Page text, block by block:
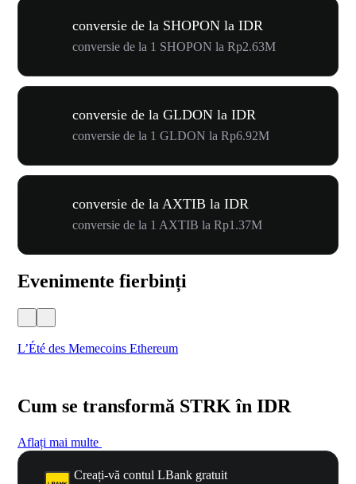
conversie de la SHOPON la IDR
conversie de la 1 SHOPON la Rp2.63M
conversie de la GLDON la IDR
conversie de la 1 GLDON la Rp6.92M
conversie de la AXTIB la IDR
conversie de la 1 AXTIB la Rp1.37M
Evenimente fierbinți
L’Été des Memecoins Ethereum
Cum se transformă STRK în IDR
Aflați mai multe
Creați-vă contul LBank gratuit